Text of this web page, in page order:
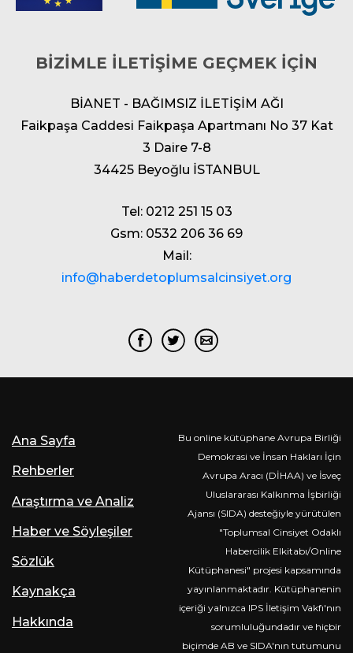
BİZİMLE İLETİŞİME GEÇMEK İÇİN
BİANET - BAĞIMSIZ İLETİŞİM AĞI
Faikpaşa Caddesi Faikpaşa Apartmanı No 37 Kat
3 Daire 7-8
34425 Beyoğlu İSTANBUL
Tel: 0212 251 15 03
Gsm: 0532 206 36 69
Mail:
info@haberdetoplumsalcinsiyet.org
Ana Sayfa
Rehberler
Araştırma ve Analiz
Haber ve Söyleşiler
Sözlük
Kaynakça
Hakkında
Bu online kütüphane Avrupa Birliği
Demokrasi ve İnsan Hakları İçin
Avrupa Aracı (DİHAA) ve İsveç
Uluslararası Kalkınma İşbirliği
Ajansı (SIDA) desteğiyle yürütülen
"Toplumsal Cinsiyet Odaklı
Habercilik Elkitabı/Online
Kütüphanesi" projesi kapsamında
yayınlanmaktadır. Kütüphanenin
içeriği yalnızca IPS İletişim Vakfı'nın
sorumluluğundadır ve hiçbir
biçimde AB ve SIDA'nın tutumunu